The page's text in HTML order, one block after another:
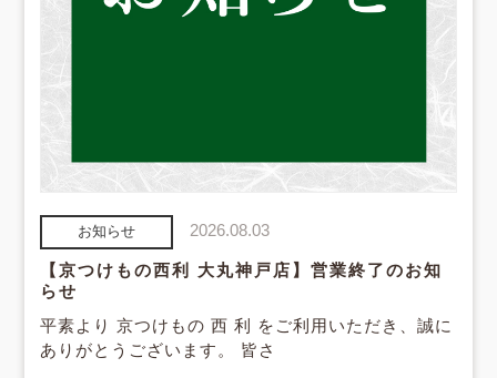
お知らせ 2026.08.03
【京つけもの西利 大丸神戸店】営業終了のお知
らせ
平素より 京つけもの 西 利 をご利用いただき、誠に
ありがとうございます。 皆さ